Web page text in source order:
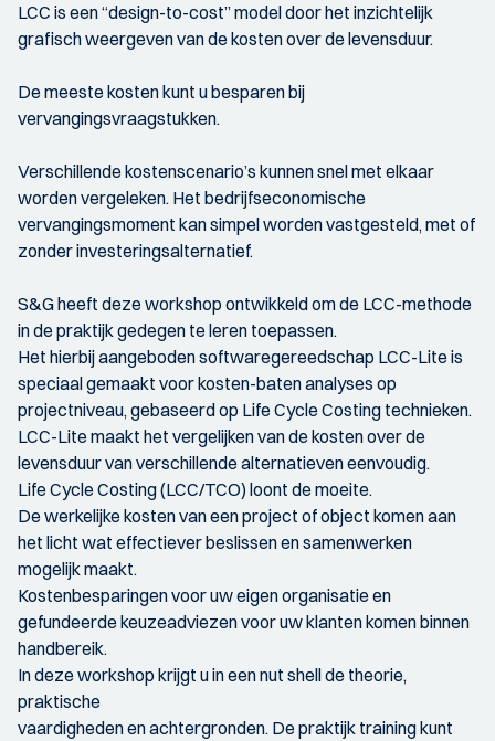
LCC is een “design-to-cost” model door het inzichtelijk
grafisch weergeven van de kosten over de levensduur.
De meeste kosten kunt u besparen bij
vervangingsvraagstukken.
Verschillende kostenscenario’s kunnen snel met elkaar
worden vergeleken. Het bedrijfseconomische
vervangingsmoment kan simpel worden vastgesteld, met of
zonder investeringsalternatief.
S&G heeft deze workshop ontwikkeld om de LCC-methode
in de praktijk gedegen te leren toepassen.
Het hierbij aangeboden softwaregereedschap LCC-Lite is
speciaal gemaakt voor kosten-baten analyses op
projectniveau, gebaseerd op Life Cycle Costing technieken.
LCC-Lite maakt het vergelijken van de kosten over de
levensduur van verschillende alternatieven eenvoudig.
Life Cycle Costing (LCC/TCO) loont de moeite.
De werkelijke kosten van een project of object komen aan
het licht wat effectiever beslissen en samenwerken
mogelijk maakt.
Kostenbesparingen voor uw eigen organisatie en
gefundeerde keuzeadviezen voor uw klanten komen binnen
handbereik.
In deze workshop krijgt u in een nut shell de theorie,
praktische
vaardigheden en achtergronden. De praktijk training kunt